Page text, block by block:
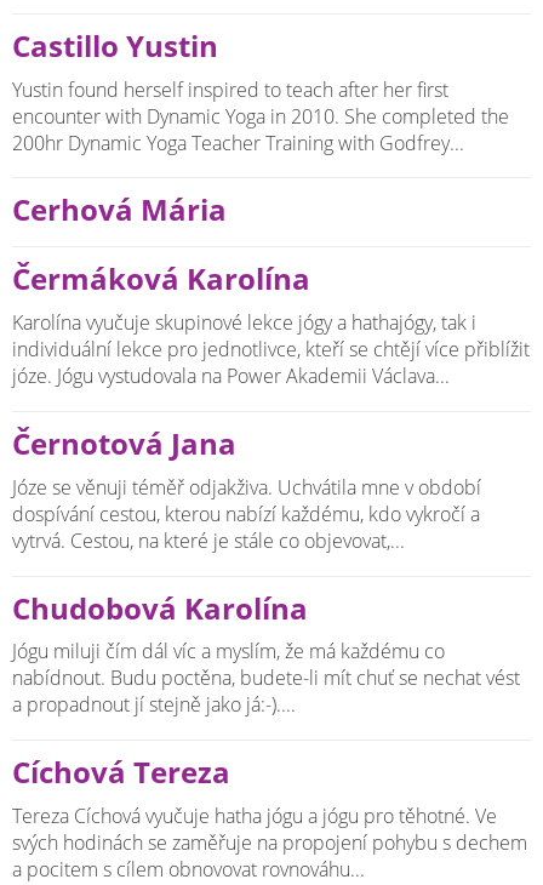
Castillo Yustin
Yustin found herself inspired to teach after her first
encounter with Dynamic Yoga in 2010. She completed the
200hr Dynamic Yoga Teacher Training with Godfrey...
Cerhová Mária
Čermáková Karolína
Karolína vyučuje skupinové lekce jógy a hathajógy, tak i
individuální lekce pro jednotlivce, kteří se chtějí více přiblížit
józe. Jógu vystudovala na Power Akademii Václava...
Černotová Jana
Józe se věnuji téměř odjakživa. Uchvátila mne v období
dospívání cestou, kterou nabízí každému, kdo vykročí a
vytrvá. Cestou, na které je stále co objevovat,...
Chudobová Karolína
Jógu miluji čím dál víc a myslím, že má každému co
nabídnout. Budu poctěna, budete-li mít chuť se nechat vést
a propadnout jí stejně jako já:-)....
Cíchová Tereza
Tereza Cíchová vyučuje hatha jógu a jógu pro těhotné. Ve
svých hodinách se zaměřuje na propojení pohybu s dechem
a pocitem s cílem obnovovat rovnováhu...